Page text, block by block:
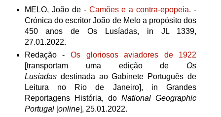
MELO, João de - Camões e a contra-epopeia. -
Crónica do escritor João de Melo a propósito dos
450 anos de Os Lusíadas, in JL 1339,
27.01.2022.
Redação - Os gloriosos aviadores de 1922
[transportam uma edição deOs
Lusíadas destinada ao Gabinete Português de
Leitura no Rio de Janeiro], in Grandes
Reportagens História, doNational Geographic
Portugal [online], 25.01.2022.